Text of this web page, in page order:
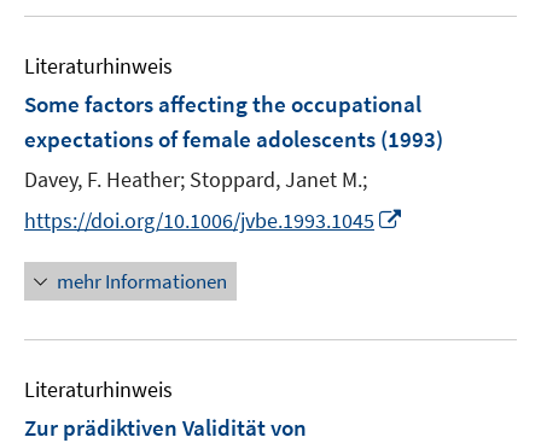
Literaturhinweis
Some factors affecting the occupational
expectations of female adolescents (1993)
Davey, F. Heather; Stoppard, Janet M.;
https://doi.org/10.1006/jvbe.1993.1045
u
mehr Informationen
Literaturhinweis
Zur prädiktiven Validität von